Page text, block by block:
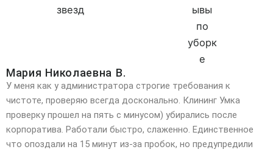
Мария Николаевна В.
У меня как у администратора строгие требования к
чистоте, проверяю всегда досконально. Клининг Умка
проверку прошел на пять с минусом) убирались после
корпоратива. Работали быстро, слаженно. Единственное
что опоздали на 15 минут из-за пробок, но предупредили